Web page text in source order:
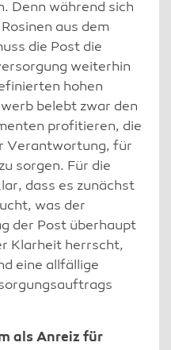
Denn während sich
aus dem
die Post die
weiterhin
hohen
belebt zwar den
profitieren, die
Verantwortung, für
sorgen. Für die
dass es zunächst
was der
der Post überhaupt
Klarheit herrscht,
eine allfällige
als Anreiz für